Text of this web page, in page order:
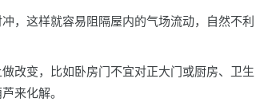
，这样就容易阻隔屋内的气场流动，自然不利
改变，比如卧房门不宜对正大门或厨房、卫生
来化解。